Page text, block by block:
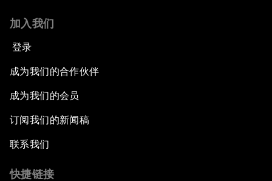
加入我们
登录
成为我们的合作伙伴
成为我们的会员
订阅我们的新闻稿
联系我们
快捷链接